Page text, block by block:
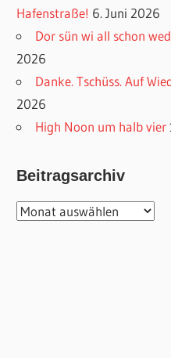
Hafenstraße! 6. Juni 2026
Dor sün wi all schon
2026
Danke. Tschüss. Auf
2026
High Noon um halb vier
Beitragsarchiv
Beitragsarchiv